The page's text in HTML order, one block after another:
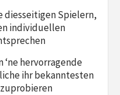
diesseitigen Spielern,
individuellen
‘ne hervorragende
ihr bekanntesten